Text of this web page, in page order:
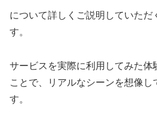
について詳しくご説明していただ
す。
サービスを実際に利用してみた体
ことで、リアルなシーンを想像
す。